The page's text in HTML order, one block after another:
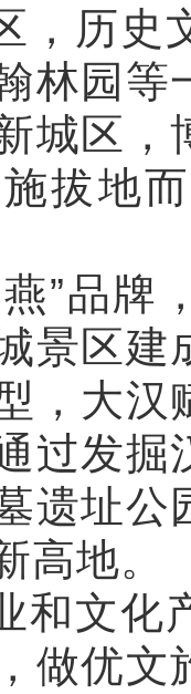
，历史
林园等
城区，
拔地
”品牌
景区建
，大
过发掘
遗址
高地。
和文化
做优文